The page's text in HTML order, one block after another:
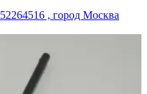
, город Москва